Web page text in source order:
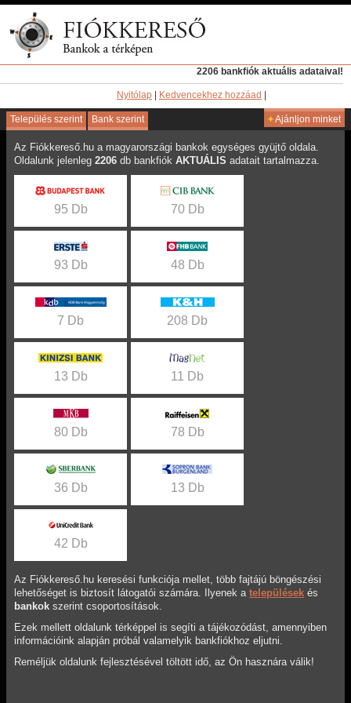
2206 bankfiók aktuális adataival!
Nyitólap Kedvencekhez hozzáad
Település szerint Bank szerint +Ajánljon minket
Az Fiókkereső.hu a magyarországi bankok egységes gyüjtő oldala.
Oldalunk jelenleg 2206 db bankfiók AKTUÁLIS adatait tartalmazza.
95 Db 70 Db
93 Db 48 Db
7 Db 208 Db
13 Db 11 Db
80 Db 78 Db
36 Db 13 Db
42 Db
Az Fiókkereső.hu keresési funkciója mellet, több fajtájú böngészési
lehetőséget is biztosít látogatói számára. Ilyenek a települések és
bankok szerint csoportosítások.
Ezek mellett oldalunk térképpel is segíti a tájékozódást, amennyiben
információink alapján próbál valamelyik bankfiókhoz eljutni.
Reméljük oldalunk fejlesztésével töltött idő, az Ön hasznára válik!